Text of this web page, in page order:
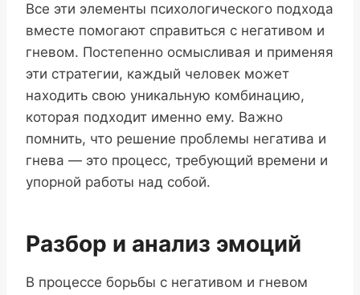
Все эти элементы психологического подхода
вместе помогают справиться с негативом и
гневом. Постепенно осмысливая и применяя
эти стратегии, каждый человек может
находить свою уникальную комбинацию,
которая подходит именно ему. Важно
помнить, что решение проблемы негатива и
гнева — это процесс, требующий времени и
упорной работы над собой.
Разбор и анализ эмоций
В процессе борьбы с негативом и гневом